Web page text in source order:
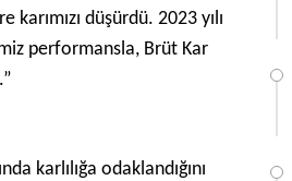
düşürdü. 2023 yılı
performansla, Brüt Kar
karlılığa odaklandığını